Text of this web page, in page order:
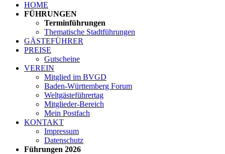
HOME
FÜHRUNGEN
Terminführungen
Thematische Stadtführungen
GÄSTEFÜHRER
PREISE
Gutscheine
VEREIN
Mitglied im BVGD
Baden-Württemberg Forum
Weltgästeführertag
Mitglieder-Bereich
Mein Postfach
KONTAKT
Impressum
Datenschutz
Führungen 2026